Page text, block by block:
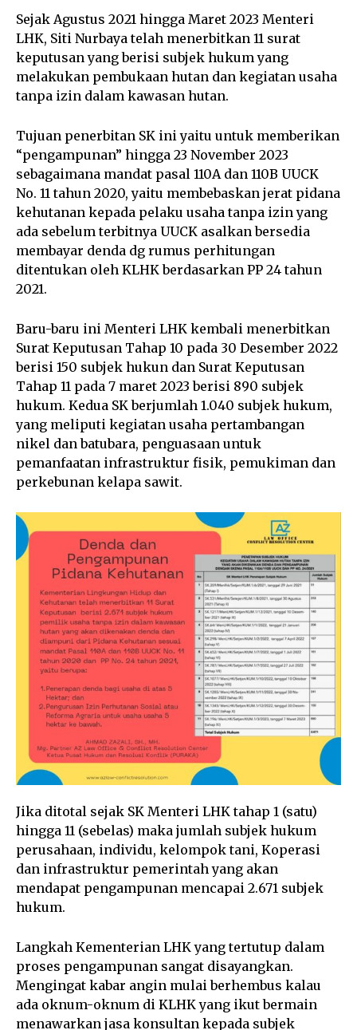
Sejak Agustus 2021 hingga Maret 2023 Menteri
LHK, Siti Nurbaya telah menerbitkan 11 surat
keputusan yang berisi subjek hukum yang
melakukan pembukaan hutan dan kegiatan usaha
tanpa izin dalam kawasan hutan.
Tujuan penerbitan SK ini yaitu untuk memberikan
“pengampunan” hingga 23 November 2023
sebagaimana mandat pasal 110A dan 110B UUCK
No. 11 tahun 2020, yaitu membebaskan jerat pidana
kehutanan kepada pelaku usaha tanpa izin yang
ada sebelum terbitnya UUCK asalkan bersedia
membayar denda dg rumus perhitungan
ditentukan oleh KLHK berdasarkan PP 24 tahun
2021.
Baru-baru ini Menteri LHK kembali menerbitkan
Surat Keputusan Tahap 10 pada 30 Desember 2022
berisi 150 subjek hukun dan Surat Keputusan
Tahap 11 pada 7 maret 2023 berisi 890 subjek
hukum. Kedua SK berjumlah 1.040 subjek hukum,
yang meliputi kegiatan usaha pertambangan
nikel dan batubara, penguasaan untuk
pemanfaatan infrastruktur fisik, pemukiman dan
perkebunan kelapa sawit.
Jika ditotal sejak SK Menteri LHK tahap 1 (satu)
hingga 11 (sebelas) maka jumlah subjek hukum
perusahaan, individu, kelompok tani, Koperasi
dan infrastruktur pemerintah yang akan
mendapat pengampunan mencapai 2.671 subjek
hukum.
Langkah Kementerian LHK yang tertutup dalam
proses pengampunan sangat disayangkan.
Mengingat kabar angin mulai berhembus kalau
ada oknum-oknum di KLHK yang ikut bermain
menawarkan jasa konsultan kepada subjek